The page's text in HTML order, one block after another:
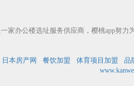
家办公楼选址服务供应商，樱桃app努力
日本房产网 餐饮加盟 体育项目加盟
品